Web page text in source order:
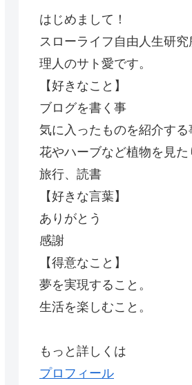
はじめまして！
スローライフ自由人生研
理人のサト愛です。
【好きなこと】
ブログを書く事
気に入ったものを紹介する
花やハーブなど植物を見
旅行、読書
【好きな言葉】
ありがとう
感謝
【得意なこと】
夢を実現すること。
生活を楽しむこと。
もっと詳しくは
プロフィール